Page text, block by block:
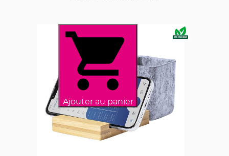
Ajouter au panier